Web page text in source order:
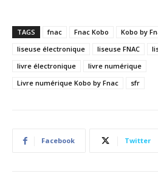
TAGS fnac Fnac Kobo Kobo by
liseuse électronique
liseuse FNAC
livre électronique
livre numérique
Livre numérique Kobo by Fnac
sfr
Facebook Twitter